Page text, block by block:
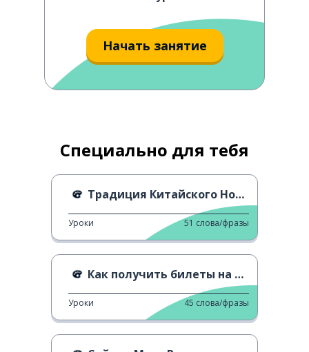
Начать занятие
Специально для тебя
Традиция Китайского Нового года
Уроки 51 слова/фразы
Как получить билеты на Гибли
Уроки 45 слова/фразы